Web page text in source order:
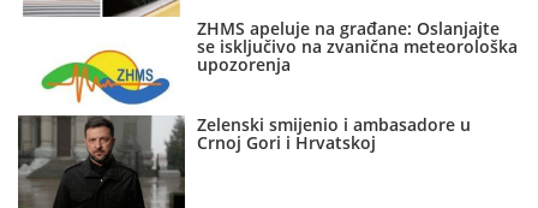
ZHMS apeluje na građane: Oslanjajte
se isključivo na zvanična meteorološka
upozorenja
Zelenski smijenio i ambasadore u
Crnoj Gori i Hrvatskoj